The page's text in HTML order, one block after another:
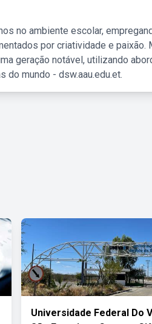
no ambiente escolar,
por criatividade e paixão.
geração notável, utilizando
mundo - dsw.aau.edu.et.
Universidade Federal Do